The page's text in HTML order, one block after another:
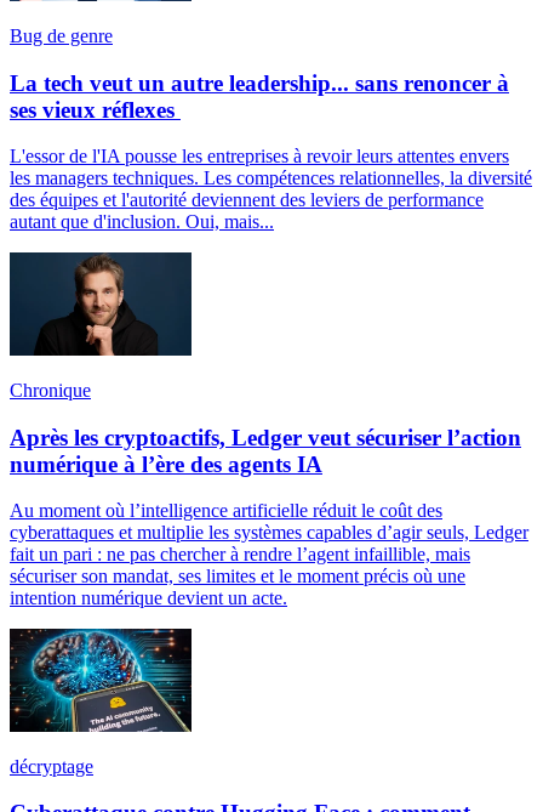
Bug de genre
La tech veut un autre leadership... sans renoncer à
ses vieux réflexes
L'essor de l'IA pousse les entreprises à revoir leurs attentes envers
les managers techniques. Les compétences relationnelles, la diversité
des équipes et l'autorité deviennent des leviers de performance
autant que d'inclusion. Oui, mais...
Chronique
Après les cryptoactifs, Ledger veut sécuriser l’action
numérique à l’ère des agents IA
Au moment où l’intelligence artificielle réduit le coût des
cyberattaques et multiplie les systèmes capables d’agir seuls, Ledger
fait un pari : ne pas chercher à rendre l’agent infaillible, mais
sécuriser son mandat, ses limites et le moment précis où une
intention numérique devient un acte.
décryptage